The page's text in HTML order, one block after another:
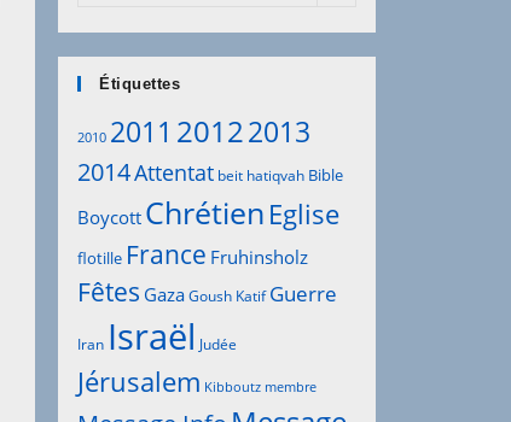
Étiquettes
2010 2011 20122013
2014Attentat beit hatiqvah Bible
Boycott Chrétien Eglise
flotille France Fruhinsholz
Fêtes GazaGoush Katif Guerre
Iran Israël Judée
Jérusalem Kibboutz membre